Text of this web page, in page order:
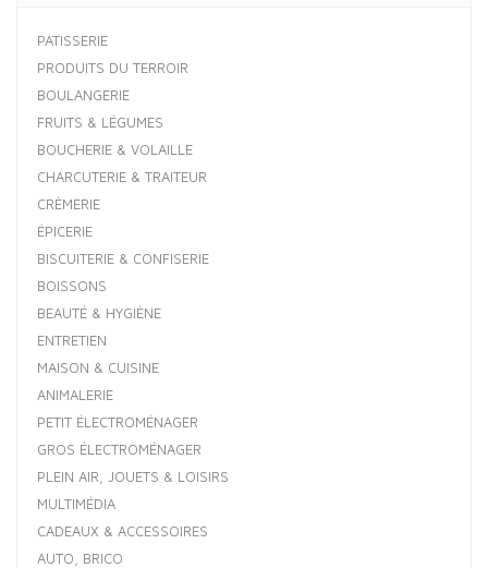
PATISSERIE
PRODUITS DU TERROIR
BOULANGERIE
FRUITS & LÉGUMES
BOUCHERIE & VOLAILLE
CHARCUTERIE & TRAITEUR
CRÈMERIE
ÉPICERIE
BISCUITERIE & CONFISERIE
BOISSONS
BEAUTÉ & HYGIÈNE
ENTRETIEN
MAISON & CUISINE
ANIMALERIE
PETIT ÉLECTROMÉNAGER
GROS ÉLECTROMÉNAGER
PLEIN AIR, JOUETS & LOISIRS
MULTIMÉDIA
CADEAUX & ACCESSOIRES
AUTO, BRICO